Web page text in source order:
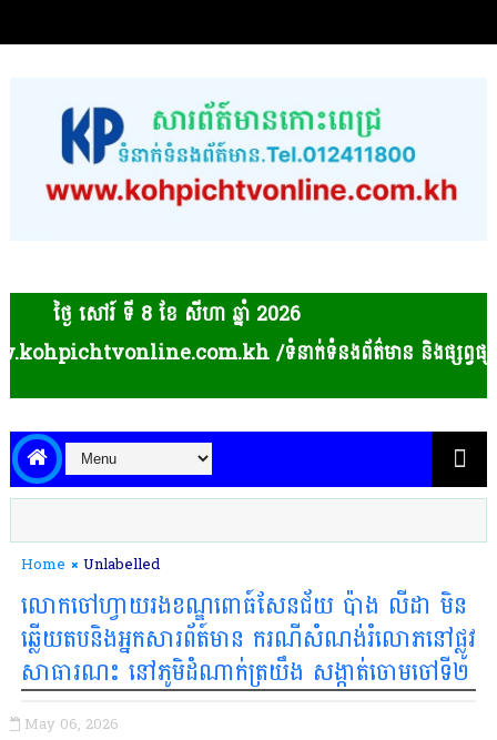
ថ្ងៃ សៅរ៍ ទី 8​ ខែ សីហា ឆ្នាំ 2026
/ទំនាក់ទំនងព័ត៌មាន និងផ្សព្វផ្សាយពា
Home Unlabelled
លោកចៅហ្វាយរងខណ្ឌពោធ៍សែនជ័យ ប៉ាង លីដា មិន
ឆ្លើយតបនិងអ្នកសារព័ត៍មាន ករណីសំណង់រំលោភនៅផ្លូវ
សាធារណះ នៅភូមិដំណាក់ត្រយឹង សង្កាត់ចោមចៅទី២
May 06, 2026